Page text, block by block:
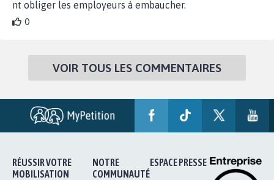
nt obliger les employeurs à embaucher.
0
VOIR TOUS LES COMMENTAIRES
RÉUSSIR VOTRE
MOBILISATION
NOTRE
COMMUNAUTÉ
ESPACE PRESSE